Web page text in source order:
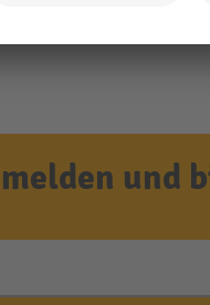
und